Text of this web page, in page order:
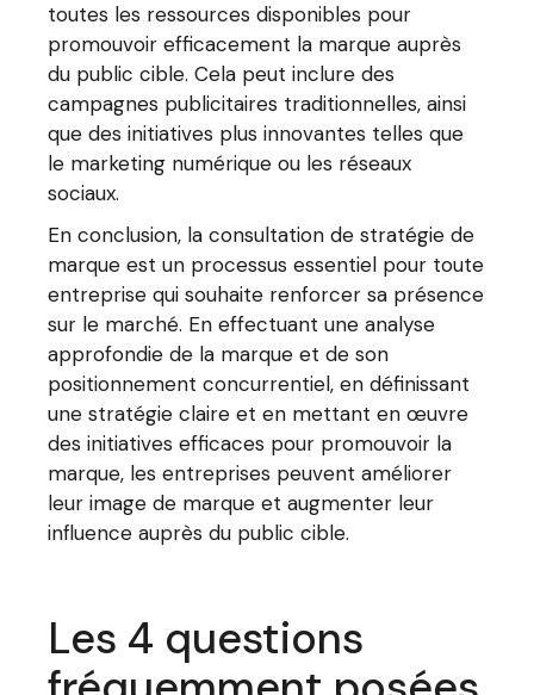
toutes les ressources disponibles pour
promouvoir efficacement la marque auprès
du public cible. Cela peut inclure des
campagnes publicitaires traditionnelles, ainsi
que des initiatives plus innovantes telles que
le marketing numérique ou les réseaux
sociaux.
En conclusion, la consultation de stratégie de
marque est un processus essentiel pour toute
entreprise qui souhaite renforcer sa présence
sur le marché. En effectuant une analyse
approfondie de la marque et de son
positionnement concurrentiel, en définissant
une stratégie claire et en mettant en œuvre
des initiatives efficaces pour promouvoir la
marque, les entreprises peuvent améliorer
leur image de marque et augmenter leur
influence auprès du public cible.
Les 4 questions